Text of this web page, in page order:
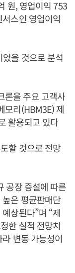
원, 영업이익 753
스인 영업이익
을 것으로 분석
론을 주요 고객사
모리(HBM3E) 제
활용되고 있다
할 것으로 전망
공장 증설에 따른
은 평균판매단
상된다”며 “제
한 실적 전망치
변동 가능성이